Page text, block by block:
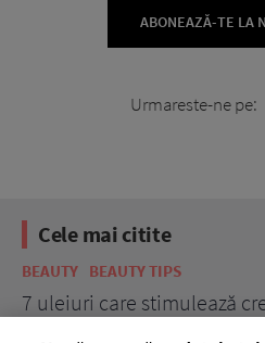
ABONEAZĂ-TE LA
Urmareste-ne pe:
Cele mai citite
BEAUTY BEAUTY TIPS
7 uleiuri care stimulează